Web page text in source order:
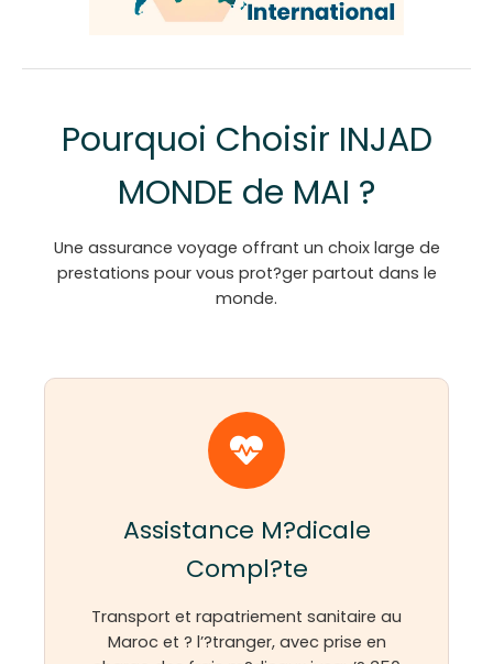
Pourquoi Choisir INJAD
MONDE de MAI ?
Une assurance voyage offrant un choix large de
prestations pour vous prot?ger partout dans le
monde.
Assistance M?dicale
Compl?te
Transport et rapatriement sanitaire au
Maroc et ? l’?tranger, avec prise en